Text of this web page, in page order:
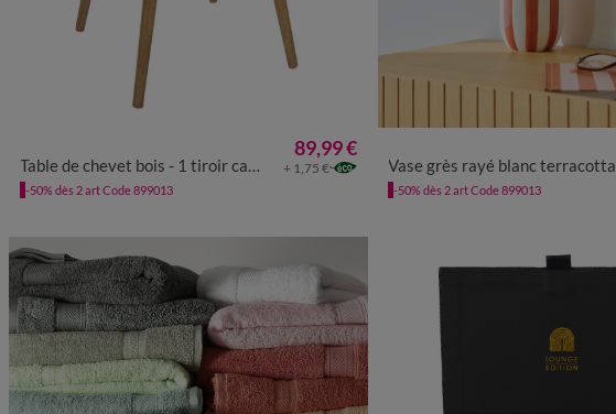
Table de chevet bois - 1 tiroir cannage rotin
89,99 €
+ 1,75 €
-50% dès 2 art Code 899013
Vase grès rayé blanc terracotta
-50% dès 2 art Code 899013